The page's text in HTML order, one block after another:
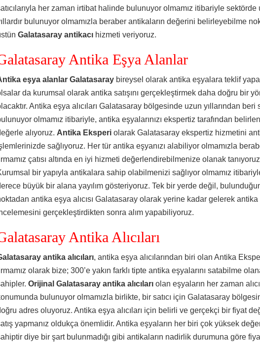
her zaman irtibat halinde bulunuyor olmamız itibariyle sektörde
bulunuyor olmamızla beraber antikaların değerini belirleyebilme
Galatasaray antikacı hizmeti veriyoruz.
Antika Eşya Alanlar
eşya alanlar Galatasaray bireysel olarak antika eşyalara teklif
da kurumsal olarak antika satışını gerçekleştirmek daha doğru bir
Antika eşya alıcıları Galatasaray bölgesinde uzun yıllarından beri
olmamız itibariyle, antika eşyalarınızı ekspertiz tarafından
alıyoruz. Antika Eksperi olarak Galatasaray ekspertiz hizmetini
sağlıyoruz. Her tür antika eşyanızı alabiliyor olmamızla
çatısı altında en iyi hizmeti değerlendirebilmenize olanak
bir yapıyla antikalara sahip olabilmenizi sağlıyor olmamız
büyük bir alana yayılım gösteriyoruz. Tek bir yerde değil,
antika eşya alıcısı Galatasaray olarak yerine kadar gelerek antika
gerçekleştirdikten sonra alım yapabiliyoruz.
Antika Alıcıları
antika alıcıları, antika eşya alıcılarından biri olan Antika
olarak bize; 300’e yakın farklı tipte antika eşyalarını satabilme
Orijinal Galatasaray antika alıcıları olan eşyaların her zaman
bulunuyor olmamızla birlikte, bir satıcı için Galatasaray
adres oluyoruz. Antika eşya alıcıları için belirli ve gerçekçi bir fiyat
yapmanız oldukça önemlidir. Antika eşyaların her biri çok yüksek
diye bir şart bulunmadığı gibi antikaların nadirlik durumuna göre